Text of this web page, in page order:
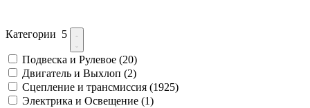
Категории 5
Подвеска и Рулевое (20)
Двигатель и Выхлоп (2)
Сцепление и трансмиссия (1925)
Электрика и Освещение (1)